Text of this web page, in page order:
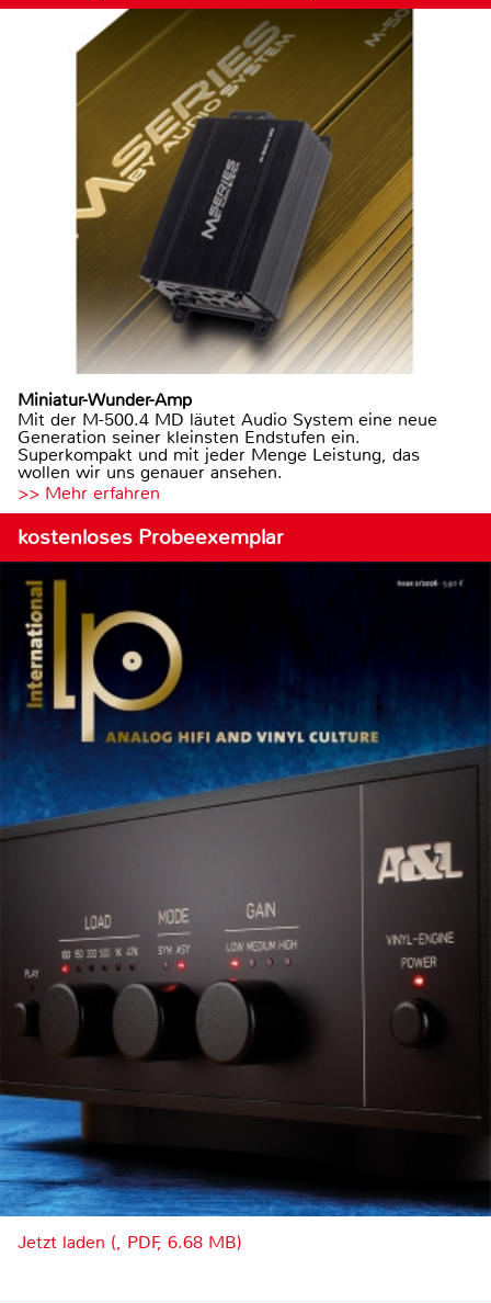
Miniatur-Wunder-Amp
Mit der M-500.4 MD läutet Audio System eine neue
Generation seiner kleinsten Endstufen ein.
Superkompakt und mit jeder Menge Leistung, das
wollen wir uns genauer ansehen.
>> Mehr erfahren
kostenloses Probeexemplar
Jetzt laden (, PDF, 6.68 MB)